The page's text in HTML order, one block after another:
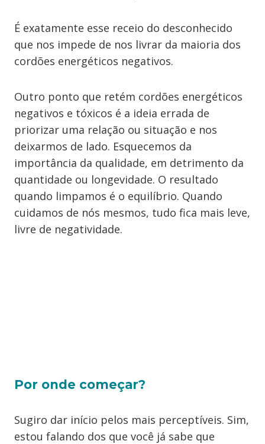
É exatamente esse receio do desconhecido
que nos impede de nos livrar da maioria dos
cordões energéticos negativos.
Outro ponto que retém cordões energéticos
negativos e tóxicos é a ideia errada de
priorizar uma relação ou situação e nos
deixarmos de lado. Esquecemos da
importância da qualidade, em detrimento da
quantidade ou longevidade. O resultado
quando limpamos é o equilíbrio. Quando
cuidamos de nós mesmos, tudo fica mais leve,
livre de negatividade.
Por onde começar?
Sugiro dar início pelos mais perceptíveis. Sim,
estou falando dos que você já sabe que